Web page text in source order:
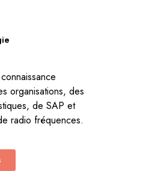
organisations, des
de SAP et
radio fréquences.